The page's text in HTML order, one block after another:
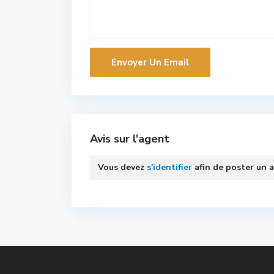
Avis sur l'agent
Vous devez s'identifier afin de poster un